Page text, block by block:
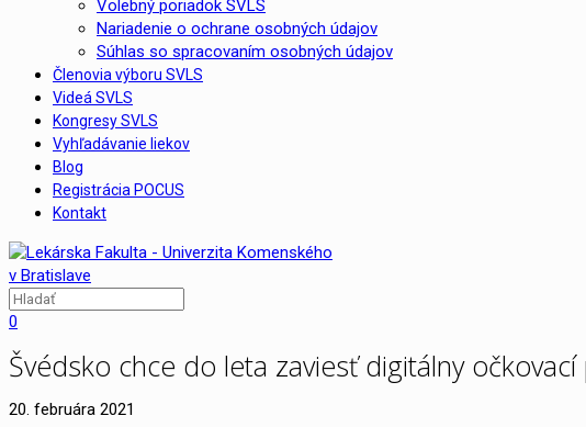
Volebný poriadok SVLS
Nariadenie o ochrane osobných údajov
Súhlas so spracovaním osobných údajov
Členovia výboru SVLS
Videá SVLS
Kongresy SVLS
Vyhľadávanie liekov
Blog
Registrácia POCUS
Kontakt
0
Švédsko chce do leta zaviesť digitálny očkovací
20. februára 2021